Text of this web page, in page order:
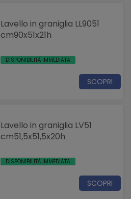
Lavello in graniglia LL9051
cm90x51x21h
DISPONIBILITÀ IMMEDIATA
SCOPRI
Lavello in graniglia LV51
cm51,5x51,5x20h
DISPONIBILITÀ IMMEDIATA
SCOPRI